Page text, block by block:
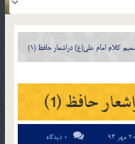
کلام امام علي(ع) دراشعار حافظ (1)
حافظ (1)
0 دیدگاه